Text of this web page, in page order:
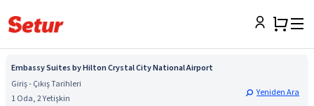
Embassy Suites by Hilton Crystal City National Airport
Giriş - Çıkış Tarihleri
1 Oda, 2 Yetişkin
Yeniden Ara